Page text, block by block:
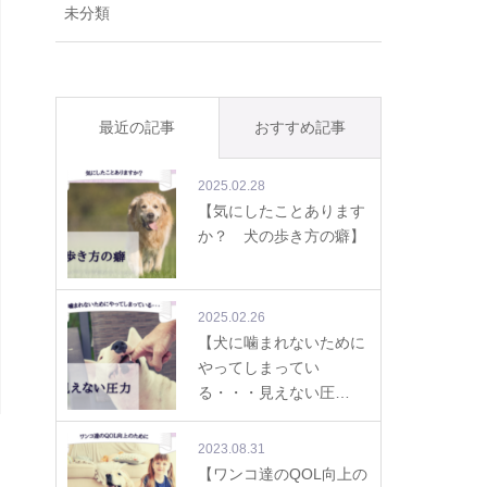
未分類
最近の記事 おすすめ記事
2025.02.28
【気にしたことあります
か？ 犬の歩き方の癖】
2025.02.26
【犬に噛まれないために
やってしまってい
る・・・見えない圧…
2023.08.31
【ワンコ達のQOL向上の